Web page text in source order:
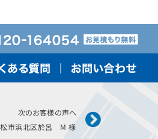
次のお客様の声へ
市浜北区於呂 M 様
Next